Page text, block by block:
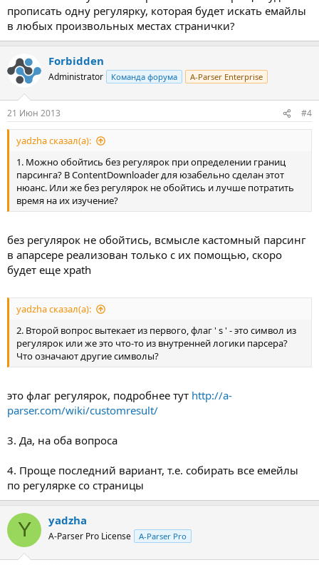
прописать одну регулярку, которая будет искать емайлы
в любых произвольных местах странички?
Forbidden
Administrator Команда форума A-Parser Enterprise
21 Июн 2013 #4
yadzha сказал(а):
1. Можно обойтись без регулярок при определении границ
парсинга? В ContentDownloader для юзабельно сделан этот
нюанс. Или же без регулярок не обойтись и лучше потратить
время на их изучение?
без регулярок не обойтись, всмысле кастомный парсинг
в апарсере реализован только с их помощью, скоро
будет еще xpath
yadzha сказал(а):
2. Второй вопрос вытекает из первого, флаг ' s ' - это символ из
регулярок или же это что-то из внутренней логики парсера?
Что означают другие символы?
это флаг регулярок, подробнее тут http://a-
parser.com/wiki/customresult/
3. Да, на оба вопроса
4. Проще последний вариант, т.е. собирать все емейлы
по регулярке со страницы
Y yadzha
A-Parser Pro License A-Parser Pro